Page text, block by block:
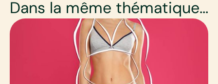
Dans la même thématique...